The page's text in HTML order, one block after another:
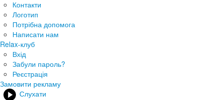
Контакти
Логотип
Потрібна допомога
Написати нам
Relax-клуб
Вхід
Забули пароль?
Реєстрація
Замовити рекламу
Слухати